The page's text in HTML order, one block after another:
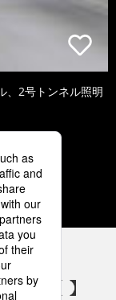
、2号トンネル照明
ウント